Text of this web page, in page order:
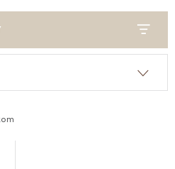
a poučenie o cookies
údajov
Moja objednávka